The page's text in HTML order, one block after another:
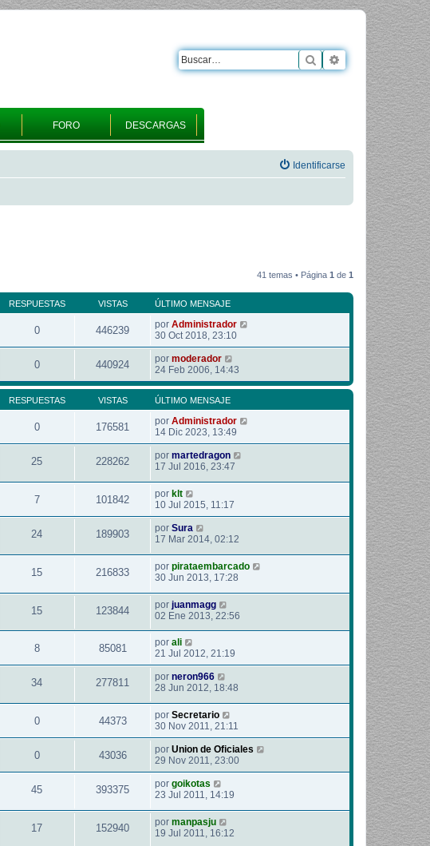
FORO DESCARGAS
Buscar Búsqueda
Identificarse
41 temas • Página 1 de 1
RESPUESTAS VISTAS ÚLTIMO MENSAJE
0 446239 por Administrador
30 Oct 2018, 23:10
0 440924 por moderador
24 Feb 2006, 14:43
RESPUESTAS VISTAS ÚLTIMO MENSAJE
0 176581 por Administrador
14 Dic 2023, 13:49
25 228262 por martedragon
17 Jul 2016, 23:47
7 101842 por klt
10 Jul 2015, 11:17
24 189903 por Sura
17 Mar 2014, 02:12
15 216833 por pirataembarcado
30 Jun 2013, 17:28
15 123844 por juanmagg
02 Ene 2013, 22:56
8 85081 por ali
21 Jul 2012, 21:19
34 277811 por neron966
28 Jun 2012, 18:48
0 44373 por Secretario
30 Nov 2011, 21:11
0 43036 por Union de Oficiales
29 Nov 2011, 23:00
45 393375 por goikotas
23 Jul 2011, 14:19
17 152940 por manpasju
19 Jul 2011, 16:12